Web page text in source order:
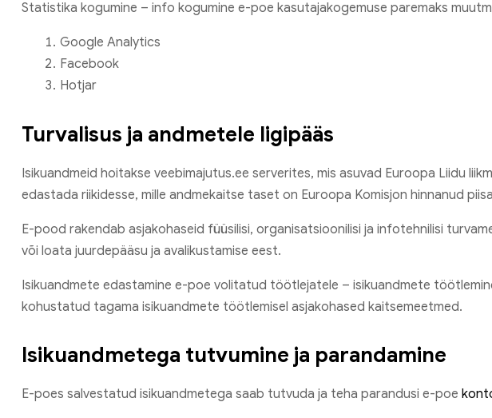
Statistika kogumine – info kogumine e-poe kasutajakogemuse paremaks
Google Analytics
Facebook
Hotjar
Turvalisus ja andmetele ligipääs
Isikuandmeid hoitakse veebimajutus.ee serverites, mis asuvad Euroopa Liidu
edastada riikidesse, mille andmekaitse taset on Euroopa Komisjon hinnanud
E-pood rakendab asjakohaseid füüsilisi, organisatsioonilisi ja infotehnilisi
või loata juurdepääsu ja avalikustamise eest.
Isikuandmete edastamine e-poe volitatud töötlejatele – isikuandmete
kohustatud tagama isikuandmete töötlemisel asjakohased kaitsemeetmed.
Isikuandmetega tutvumine ja parandamine
E-poes salvestatud isikuandmetega saab tutvuda ja teha parandusi e-poe